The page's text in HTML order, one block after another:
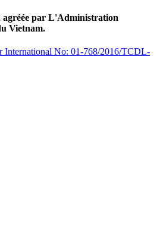
agréée par L'Administration
Vietnam.
International No: 01-768/2016/TCDL-